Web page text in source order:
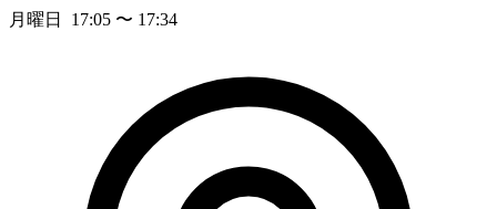
月曜日 17:05 〜 17:34